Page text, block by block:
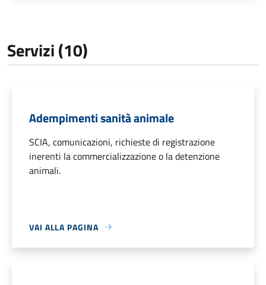
Servizi (10)
Adempimenti sanità animale
SCIA, comunicazioni, richieste di registrazione
inerenti la commercializzazione o la detenzione
animali.
VAI ALLA PAGINA